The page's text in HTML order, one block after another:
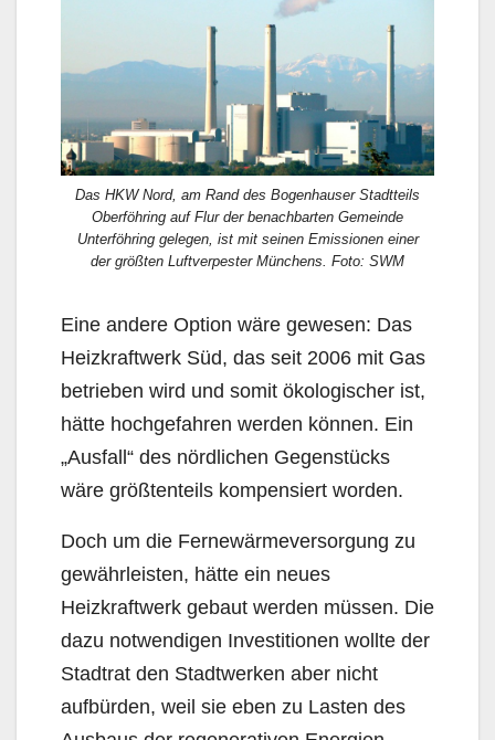
Das HKW Nord, am Rand des Bogenhauser Stadtteils
Oberföhring auf Flur der benachbarten Gemeinde
Unterföhring gelegen, ist mit seinen Emissionen einer
der größten Luftverpester Münchens. Foto: SWM
Eine andere Option wäre gewesen: Das
Heizkraftwerk Süd, das seit 2006 mit Gas
betrieben wird und somit ökologischer ist,
hätte hochgefahren werden können. Ein
„Ausfall“ des nördlichen Gegen­stücks
wäre größtenteils kompensiert worden.
Doch um die Fernewärmeversorgung zu
gewähr­leisten, hätte ein neues
Heizkraftwerk gebaut werden müssen. Die
dazu notwendigen Investitionen wollte der
Stadtrat den Stadtwerken aber nicht
aufbürden, weil sie eben zu Lasten des